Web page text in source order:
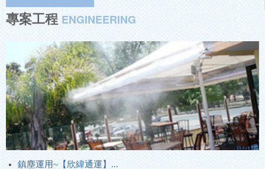
專案工程ENGINEERING
鎮塵運用~【欣緯通運】...